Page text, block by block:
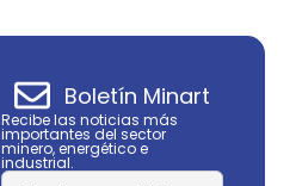
Boletín Minart
Recibe las noticias más
importantes del sector
minero, energético e
industrial.